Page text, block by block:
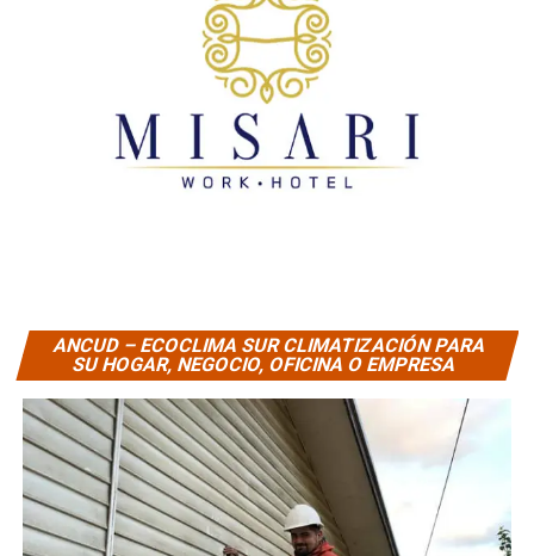
ANCUD – ECOCLIMA SUR CLIMATIZACIÓN PARA
SU HOGAR, NEGOCIO, OFICINA O EMPRESA